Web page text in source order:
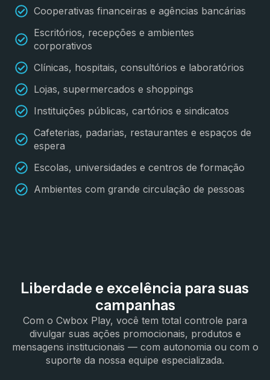
Cooperativas financeiras e agências bancárias
Escritórios, recepções e ambientes
corporativos
Clínicas, hospitais, consultórios e laboratórios
Lojas, supermercados e shoppings
Instituições públicas, cartórios e sindicatos
Cafeterias, padarias, restaurantes e espaços de
espera
Escolas, universidades e centros de formação
Ambientes com grande circulação de pessoas
Liberdade e excelência para suas
campanhas
Com o Cwbox Play, você tem total controle para
divulgar suas ações promocionais, produtos e
mensagens institucionais — com autonomia ou com o
suporte da nossa equipe especializada.